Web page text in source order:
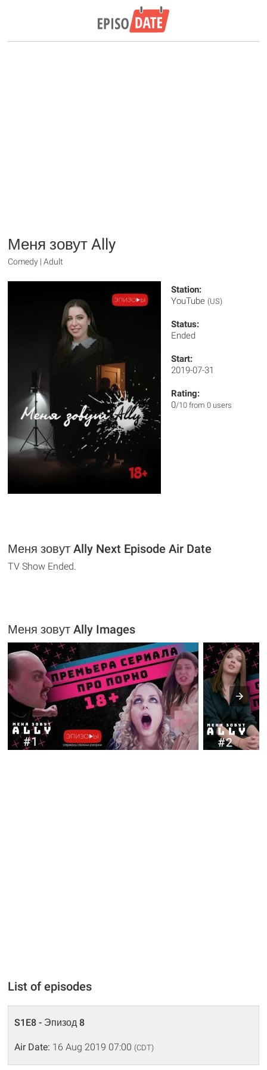
Меня зовут Ally
Comedy | Adult
Station:
YouTube (US)
Status:
Ended
Start:
2019-07-31
Rating:
0/10 from 0 users
Меня зовут Ally Next Episode Air Date
TV Show Ended.
Меня зовут Ally Images
List of episodes
S1E8 - Эпизод 8
Air Date: 16 Aug 2019 07:00 (CDT)